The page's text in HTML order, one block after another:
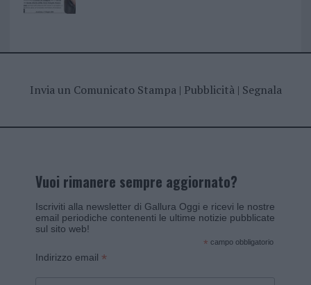
Invia un Comunicato Stampa| Pubblicità| Segnala
Vuoi rimanere sempre aggiornato?
Iscriviti alla newsletter di Gallura Oggi e ricevi le nostre
email periodiche contenenti le ultime notizie pubblicate
sul sito web!
* campo obbligatorio
Indirizzo email *